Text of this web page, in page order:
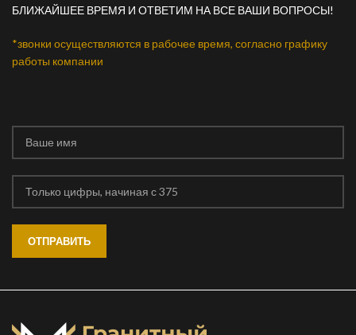
БЛИЖАЙШЕЕ ВРЕМЯ И ОТВЕТИМ НА ВСЕ ВАШИ ВОПРОСЫ!
*звонки осуществляются в рабочее время, согласно графику
работы компании